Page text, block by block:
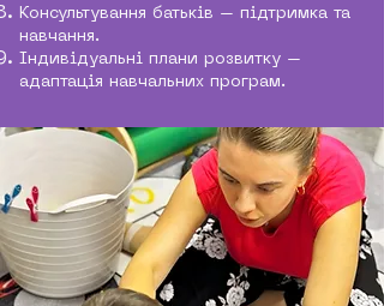
Консультування батьків – підтримка та
навчання.
Індивідуальні плани розвитку –
адаптація навчальних програм.